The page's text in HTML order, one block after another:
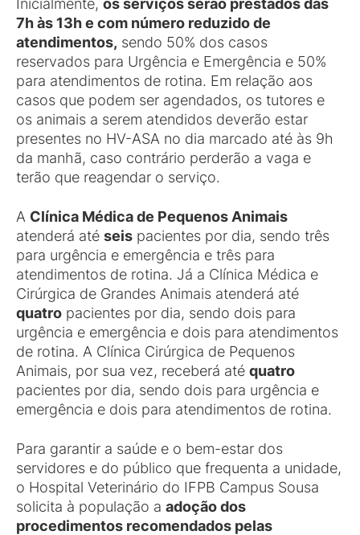
Inicialmente, os serviços serão prestados das
7h às 13h e com número reduzido de
atendimentos, sendo 50% dos casos
reservados para Urgência e Emergência e 50%
para atendimentos de rotina. Em relação aos
casos que podem ser agendados, os tutores e
os animais a serem atendidos deverão estar
presentes no HV-ASA no dia marcado até às 9h
da manhã, caso contrário perderão a vaga e
terão que reagendar o serviço.
A Clínica Médica de Pequenos Animais
atenderá até seis pacientes por dia, sendo três
para urgência e emergência e três para
atendimentos de rotina. Já a Clínica Médica e
Cirúrgica de Grandes Animais atenderá até
quatro pacientes por dia, sendo dois para
urgência e emergência e dois para atendimentos
de rotina. A Clínica Cirúrgica de Pequenos
Animais, por sua vez, receberá até quatro
pacientes por dia, sendo dois para urgência e
emergência e dois para atendimentos de rotina.
Para garantir a saúde e o bem-estar dos
servidores e do público que frequenta a unidade,
o Hospital Veterinário do IFPB Campus Sousa
solicita à população a adoção dos
procedimentos recomendados pelas